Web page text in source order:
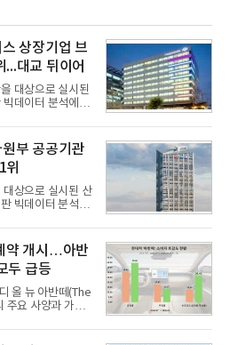
상장기업 브
대교 뒤이어
대상으로 실시된
데이터 분석에서
환)는 국내 교육서
지난 7월 7일부터
터 10,074,233건
브랜드평판지수
랐다고 밝혔다.
(9,491,206건) 대
스 상장기업 브랜
부 공공기관
위
상으로 실시된 산
빅데이터 분석에
업평판연구소(소장
관 41개 브랜드를
까지 수집된 소비
결과, 한국전력
을 기록하며 8월
된 빅데이터는 지
증가한 수치다.연
약 개시…아반
두 급등
올 뉴 아반떼(The
주요 사양과 가격
변경 모델로, ▲정